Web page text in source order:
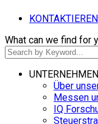
What can we find for
UNTERNEHMEN
Über
Messen
IQ